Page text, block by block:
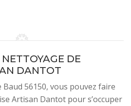
DE
DANTOT
Baud 56150, vous pouvez faire
Artisan Dantot pour s’occuper